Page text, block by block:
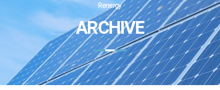
Renergy
ARCHIVE